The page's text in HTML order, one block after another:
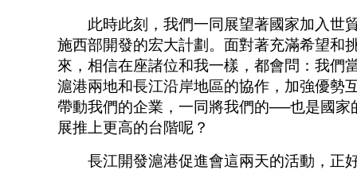
此時此刻，我們一同展望著國家加入世
施西部開發的宏大計劃。面對著充滿希望和
來，相信在座諸位和我一樣，都會問：我們
滬港兩地和長江沿岸地區的協作，加強優勢
帶動我們的企業，一同將我們的──也是國
展推上更高的台階呢？
長江開發滬港促進會這兩天的活動，正